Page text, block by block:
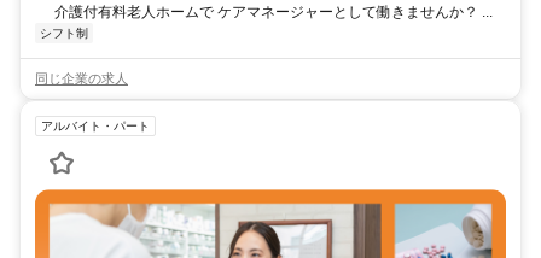
介護付有料老人ホームで ケアマネージャーとして働きませんか？ ...
シフト制
同じ企業の求人
アルバイト・パート